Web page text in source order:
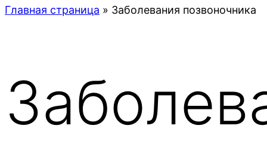
Главная страница » Заболевания позвоночника